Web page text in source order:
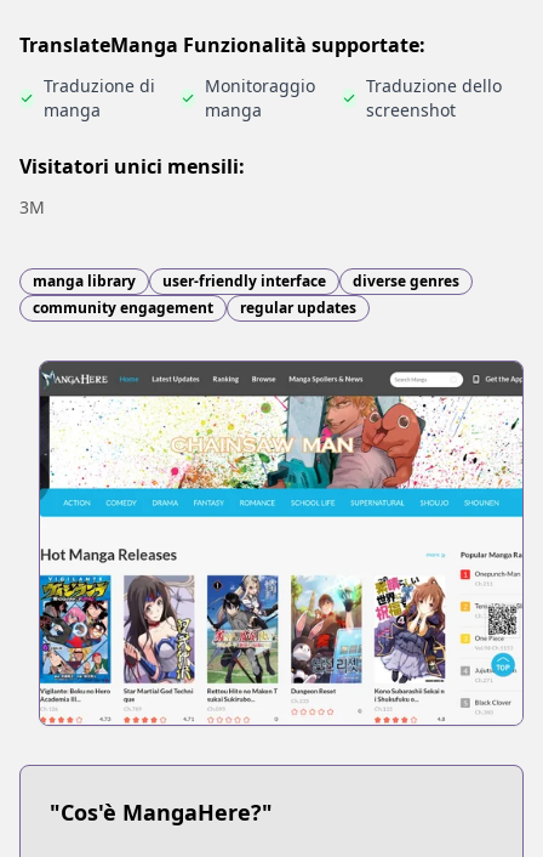
TranslateManga Funzionalità supportate:
Traduzione di
manga
Monitoraggio
manga
Traduzione dello
screenshot
Visitatori unici mensili:
3M
manga library user-friendly interface
diverse genres
community engagement
regular updates
"Cos'è MangaHere?"